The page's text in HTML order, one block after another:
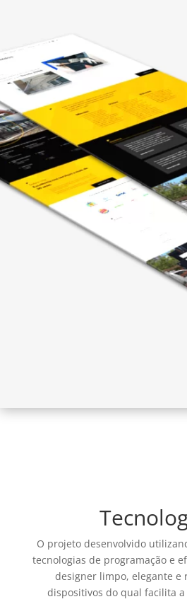
O projeto desenvolvido
tecnologias de programação e
designer limpo, elegante e
dispositivos do qual facilita